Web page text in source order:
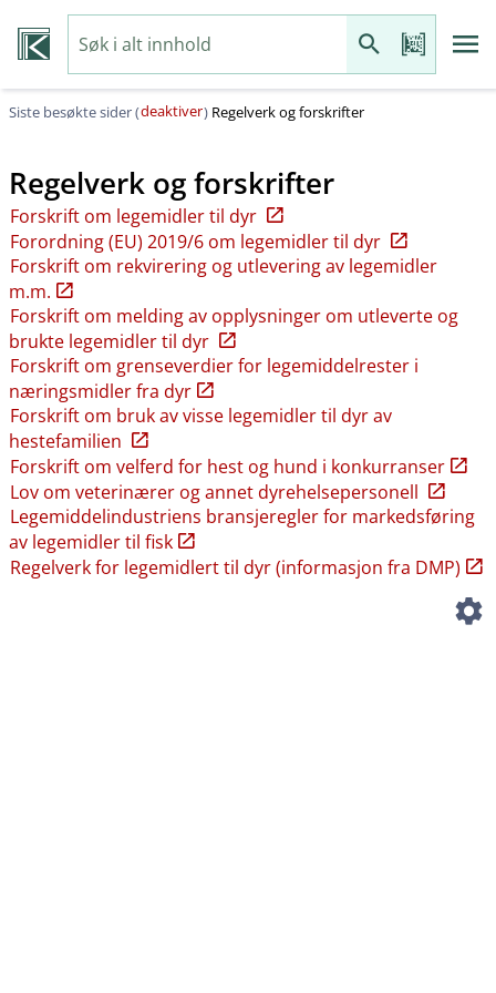
Siste besøkte sider (deaktiver) Regelverk og forskrifter
Regelverk og forskrifter
Forskrift om legemidler til dyr
Forordning (EU) 2019/6 om legemidler til dyr
Forskrift om rekvirering og utlevering av legemidler
m.m.
Forskrift om melding av opplysninger om utleverte og
brukte legemidler til dyr
Forskrift om grenseverdier for legemiddelrester i
næringsmidler fra dyr
Forskrift om bruk av visse legemidler til dyr av
hestefamilien
Forskrift om velferd for hest og hund i konkurranser
Lov om veterinærer og annet dyrehelsepersonell
Legemiddelindustriens bransjeregler for markedsføring
av legemidler til fisk
Regelverk for legemidlert til dyr (informasjon fra DMP)